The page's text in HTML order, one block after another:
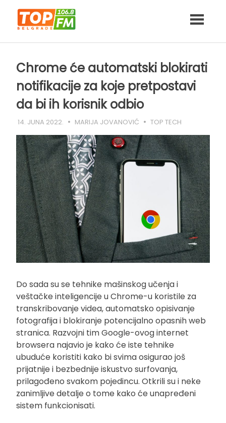
content
Chrome će automatski blokirati
notifikacije za koje pretpostavi
da bi ih korisnik odbio
14. JUNA 2022. MARIJA JOVANOVIĆ TOP TECH
Do sada su se tehnike mašinskog učenja i
veštačke inteligencije u Chrome-u koristile za
transkribovanje videa, automatsko opisivanje
fotografija i blokiranje potencijalno opasnih web
stranica. Razvojni tim Google-ovog internet
browsera najavio je kako će iste tehnike
ubuduće koristiti kako bi svima osigurao još
prijatnije i bezbednije iskustvo surfovanja,
prilagođeno svakom pojedincu. Otkrili su i neke
zanimljive detalje o tome kako će unapređeni
sistem funkcionisati.